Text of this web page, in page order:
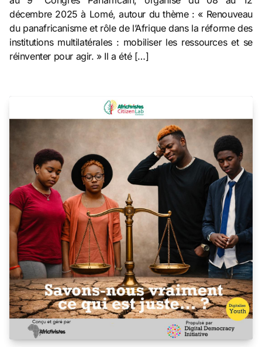
décembre 2025 à Lomé, autour du thème : « Renouveau
du panafricanisme et rôle de l’Afrique dans la réforme des
institutions multilatérales : mobiliser les ressources et se
réinventer pour agir. » Il a été […]